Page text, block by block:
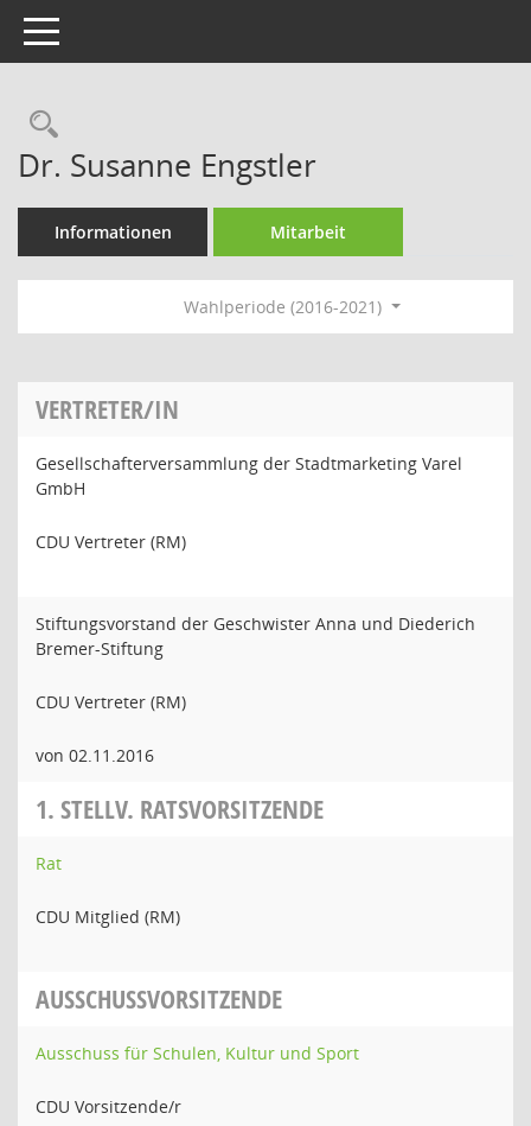
Toggle navigation
Rechercheauswahl
Dr. Susanne Engstler
Informationen Mitarbeit
Wahlperiode (2016-2021)
VERTRETER/IN
Gesellschafterversammlung der Stadtmarketing Varel
GmbH
CDU Vertreter (RM)
Stiftungsvorstand der Geschwister Anna und Diederich
Bremer-Stiftung
CDU Vertreter (RM)
von 02.11.2016
1. STELLV. RATSVORSITZENDE
Rat
CDU Mitglied (RM)
AUSSCHUSSVORSITZENDE
Ausschuss für Schulen, Kultur und Sport
CDU Vorsitzende/r